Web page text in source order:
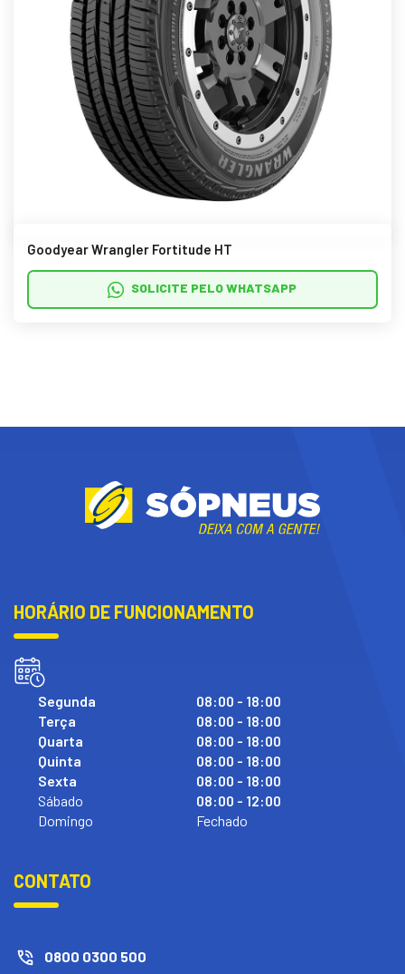
Goodyear Wrangler Fortitude HT
SOLICITE PELO WHATSAPP
HORÁRIO DE FUNCIONAMENTO
Segunda
08:00 - 18:00
Terça
08:00 - 18:00
Quarta
08:00 - 18:00
Quinta
08:00 - 18:00
Sexta
08:00 - 18:00
Sábado
08:00 - 12:00
Domingo
Fechado
CONTATO
0800 0300 500